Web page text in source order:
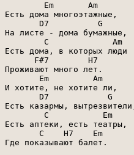
        Em       Am
Есть дома многоэтажные,
       D7          G
На листе - дома бумажные,
        C             Am
Есть дома, в которых люди
      F#7        H7
Проживают много лет.
       Em         Am
И хотите, не хотите ли,
       D7            G
Есть казармы,
        C           Em
Есть аптеки, есть театры,
       C    H7    Em
Где показывают балет.